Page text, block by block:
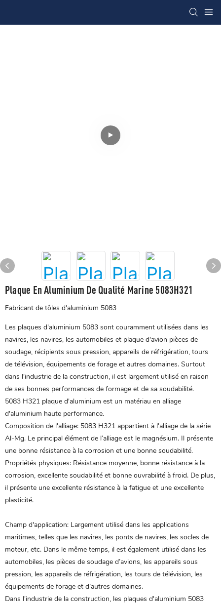
Plaque En Aluminium De Qualité Marine 5083H321
Fabricant de tôles d'aluminium 5083
Les plaques d'aluminium 5083 sont couramment utilisées dans les
navires, les navires, les automobiles et plaque d'avion pièces de
soudage, récipients sous pression, appareils de réfrigération, tours
de télévision, équipements de forage et autres domaines. Surtout
dans l'industrie de la construction, il est largement utilisé en raison
de ses bonnes performances de formage et de sa soudabilité.
‌5083 H321 plaque d'aluminium est un matériau en alliage
d'aluminium haute performance‌.
‌Composition de l'alliage‌: 5083 H321 appartient à l'alliage de la série
Al-Mg. Le principal élément de l’alliage est le magnésium. Il présente
une bonne résistance à la corrosion et une bonne soudabilité.
‌Propriétés physiques‌: Résistance moyenne, bonne résistance à la
corrosion, excellente soudabilité et bonne ouvrabilité à froid. De plus,
il présente une excellente résistance à la fatigue et une excellente
plasticité.
‌Champ d'application‌: Largement utilisé dans les applications
maritimes, telles que les navires, les ponts de navires, les socles de
moteur, etc. Dans le même temps, il est également utilisé dans les
automobiles, les pièces de soudage d’avions, les appareils sous
pression, les appareils de réfrigération, les tours de télévision, les
équipements de forage et d’autres domaines.
Dans l'industrie de la construction, les plaques d'aluminium 5083